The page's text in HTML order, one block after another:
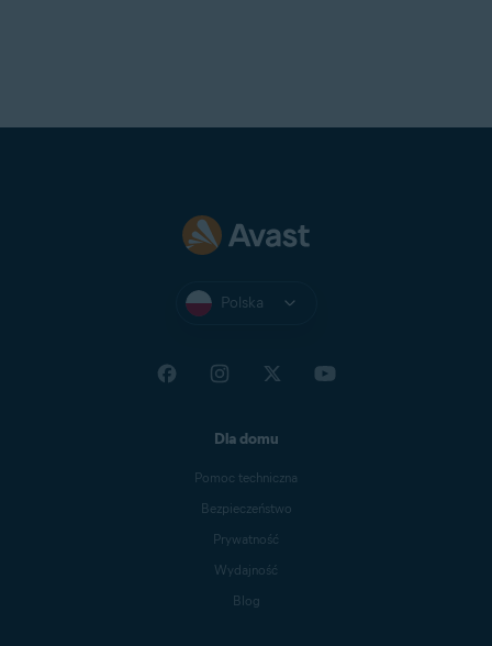
Polska
Dla domu
Pomoc techniczna
Bezpieczeństwo
Prywatność
Wydajność
Blog